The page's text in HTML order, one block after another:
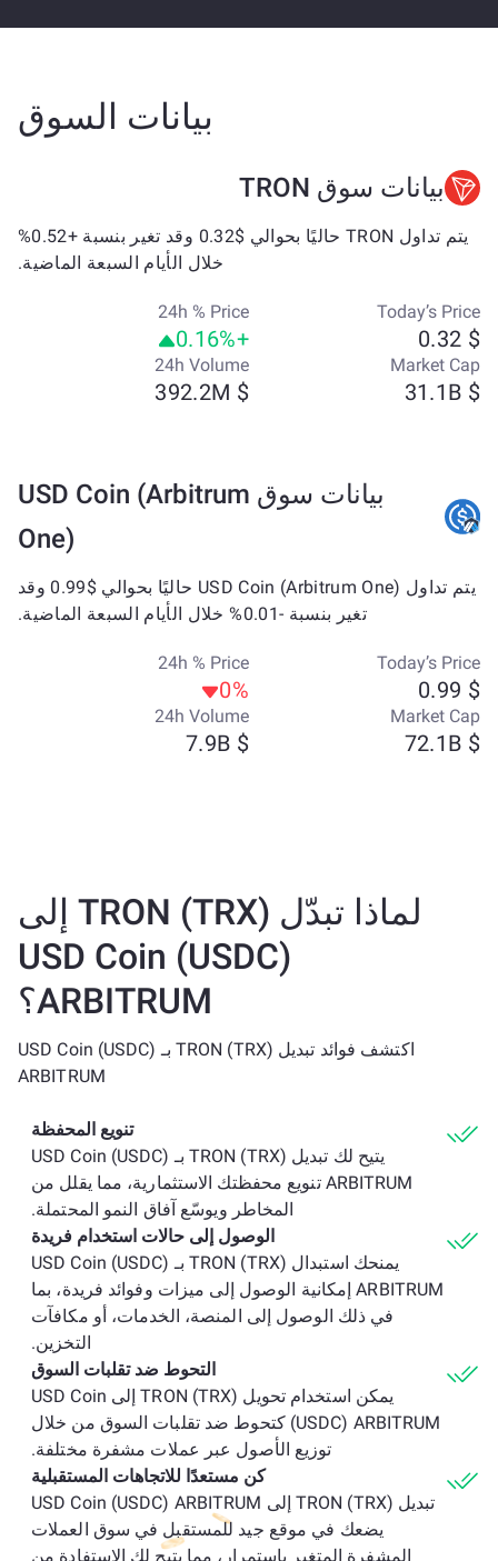
بيانات السوق
بيانات سوق TRON
يتم تداول TRON حاليًا بحوالي $0.32 وقد تغير بنسبة +0.52%
خلال الأيام السبعة الماضية.
Today’s Price
$ 0.32
24h % Price
+0.16%
Market Cap
$ 31.1B
24h Volume
$ 392.2M
بيانات سوق USD Coin (Arbitrum
One)
يتم تداول USD Coin (Arbitrum One) حاليًا بحوالي $0.99 وقد
تغير بنسبة -0.01% خلال الأيام السبعة الماضية.
Today’s Price
$ 0.99
24h % Price
0%
Market Cap
$ 72.1B
24h Volume
$ 7.9B
لماذا تبدّل TRON (TRX) إلى
USD Coin (USDC)
ARBITRUM؟
اكتشف فوائد تبديل TRON (TRX) بـ USD Coin (USDC)
ARBITRUM
تنويع المحفظة
يتيح لك تبديل TRON (TRX) بـ USD Coin (USDC)
ARBITRUM تنويع محفظتك الاستثمارية، مما يقلل من
المخاطر ويوسّع آفاق النمو المحتملة.
الوصول إلى حالات استخدام فريدة
يمنحك استبدال TRON (TRX) بـ USD Coin (USDC)
ARBITRUM إمكانية الوصول إلى ميزات وفوائد فريدة، بما
في ذلك الوصول إلى المنصة، الخدمات، أو مكافآت
التخزين.
التحوط ضد تقلبات السوق
يمكن استخدام تحويل TRON (TRX) إلى USD Coin
(USDC) ARBITRUM كتحوط ضد تقلبات السوق من خلال
توزيع الأصول عبر عملات مشفرة مختلفة.
كن مستعدًا للاتجاهات المستقبلية
تبديل TRON (TRX) إلى USD Coin (USDC) ARBITRUM
يضعك في موقع جيد للمستقبل في سوق العملات
المشفرة المتغير باستمرار، مما يتيح لك الاستفادة من